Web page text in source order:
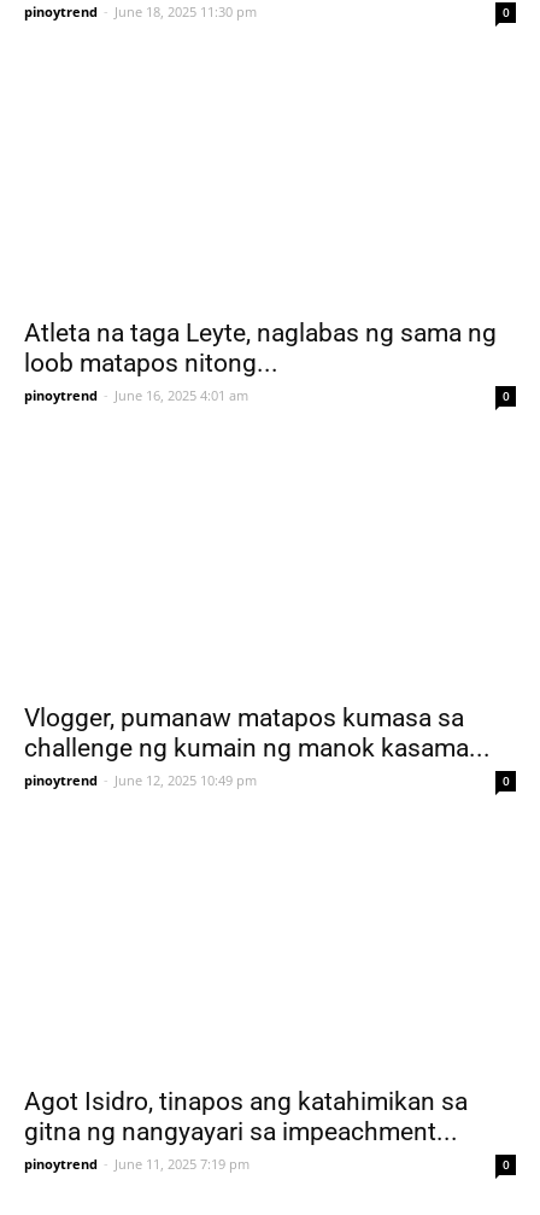
pinoytrend - June 18, 2025 11:30 pm 0
Atleta na taga Leyte, naglabas ng sama ng
loob matapos nitong...
pinoytrend - June 16, 2025 4:01 am 0
Vlogger, pumanaw matapos kumasa sa
challenge ng kumain ng manok kasama...
pinoytrend - June 12, 2025 10:49 pm 0
Agot Isidro, tinapos ang katahimikan sa
gitna ng nangyayari sa impeachment...
pinoytrend - June 11, 2025 7:19 pm 0